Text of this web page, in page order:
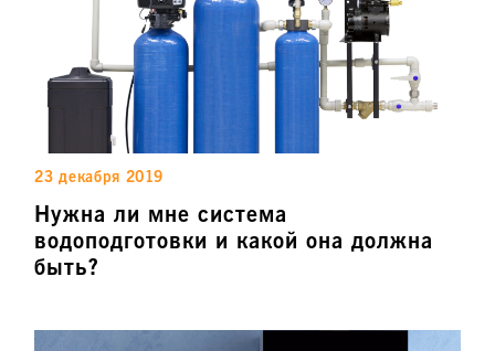
23 декабря 2019
Нужна ли мне система
водоподготовки и какой она должна
быть?